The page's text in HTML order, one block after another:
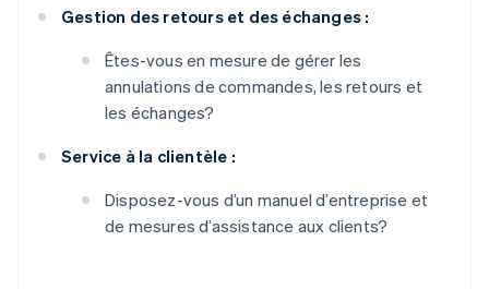
Gestion des retours et des échanges :
Êtes-vous en mesure de gérer les
annulations de commandes, les retours et
les échanges?
Service à la clientèle :
Disposez-vous d’un manuel d’entreprise et
de mesures d’assistance aux clients?